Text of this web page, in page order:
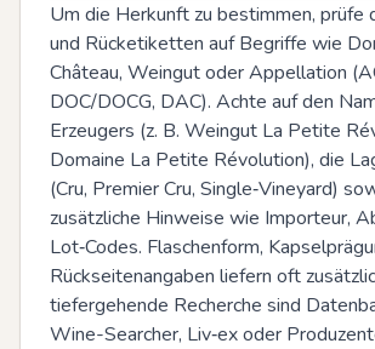
Um die Herkunft zu bestimmen, prüfe
und Rücketiketten auf Begriffe wie
Château, Weingut oder Appellation
DOC/DOCG, DAC). Achte auf den
Erzeugers (z. B. Weingut La Petite
Domaine La Petite Révolution), die
(Cru, Premier Cru, Single‑Vineyard)
zusätzliche Hinweise wie Importeur,
Lot‑Codes. Flaschenform,
Rückseitenangaben liefern oft
tiefergehende Recherche sind
Wine-Searcher, Liv‑ex oder